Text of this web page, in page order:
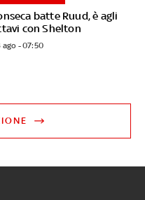
batte Ruud, è agli
con Shelton
ago - 07:50